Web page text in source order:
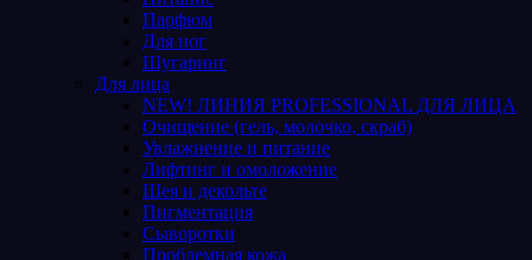
Парфюм
Для ног
Шугаринг
Для лица
NEW! ЛИНИЯ PROFESSIONAL ДЛЯ ЛИЦА
Очищение (гель, молочко, скраб)
Увлажнение и питание
Лифтинг и омоложение
Шея и декольте
Пигментация
Сыворотки
Проблемная кожа